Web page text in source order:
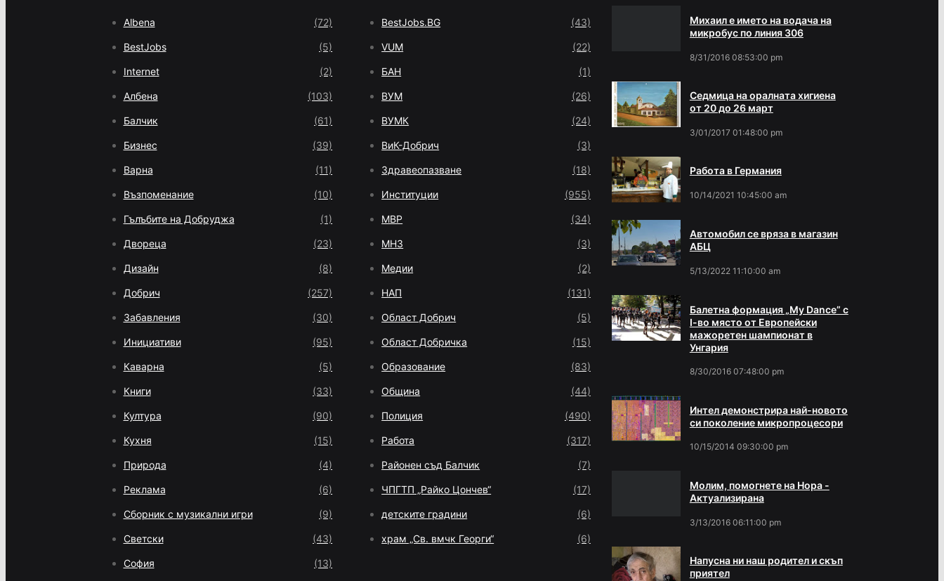
Albena (72)
BestJobs (5)
Internet (2)
Албена (103)
Балчик (61)
Бизнес (39)
Варна (11)
Възпоменание (10)
Гълъбите на Добруджа (1)
Двореца (23)
Дизайн (8)
Добрич (257)
Забавления (30)
Инициативи (95)
Каварна (5)
Книги (33)
Култура (90)
Кухня (15)
Природа (4)
Реклама (6)
Сборник с музикални игри (9)
Светски (43)
София (13)
BestJobs.BG (43)
VUM (22)
БАН (1)
ВУМ (26)
ВУМК (24)
ВиК-Добрич (3)
Здравеопазване (18)
Институции (955)
МВР (34)
МНЗ (3)
Медии (2)
НАП (131)
Област Добрич (5)
Област Добричка (15)
Образование (83)
Община (44)
Полиция (490)
Работа (317)
Районен съд Балчик (7)
ЧПГТП „Райко Цончев“ (17)
детските градини (6)
храм „Св. вмчк Георги“ (6)
Михаил е името на водача на
микробус по линия 306
8/31/2016 08:53:00 pm
Седмица на оралната хигиена
от 20 до 26 март
3/01/2017 01:48:00 pm
Работа в Германия
10/14/2021 10:45:00 am
Автомобил се вряза в магазин
АБЦ
5/13/2022 11:10:00 am
Балетна формация „My Dance” с
І-во място от Европейски
мажоретен шампионат в
Унгария
8/30/2016 07:48:00 pm
Интел демонстрира най-новото
си поколение микропроцесори
10/15/2014 09:30:00 pm
Молим, помогнете на Нора -
Актуализирана
3/13/2016 06:11:00 pm
Напусна ни наш родител и скъп
приятел